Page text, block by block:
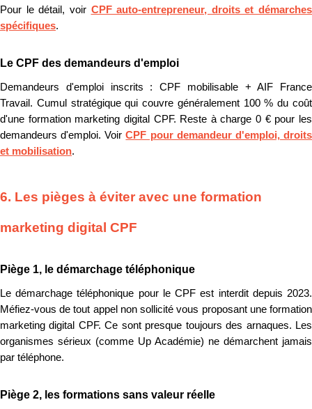
Pour le détail, voir CPF auto-entrepreneur, droits et démarches
spécifiques.
Le CPF des demandeurs d'emploi
Demandeurs d'emploi inscrits : CPF mobilisable + AIF France
Travail. Cumul stratégique qui couvre généralement 100 % du coût
d'une formation marketing digital CPF. Reste à charge 0 € pour les
demandeurs d'emploi. VoirCPF pour demandeur d'emploi, droits
et mobilisation.
6. Les pièges à éviter avec une formation
marketing digital CPF
Piège 1, le démarchage téléphonique
Le démarchage téléphonique pour le CPF est interdit depuis 2023.
Méfiez-vous de tout appel non sollicité vous proposant une formation
marketing digital CPF. Ce sont presque toujours des arnaques. Les
organismes sérieux (comme Up Académie) ne démarchent jamais
par téléphone.
Piège 2, les formations sans valeur réelle